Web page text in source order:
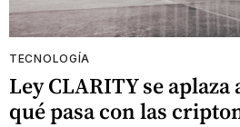
TECNOLOGÍA
Ley CLARITY se
qué pasa con las